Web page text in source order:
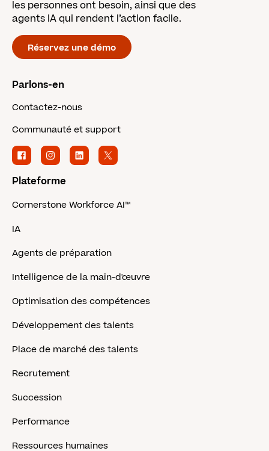
les personnes ont besoin, ainsi que des
agents IA qui rendent l’action facile.
Réservez une démo
Parlons-en
Contactez-nous
Communauté et support
Plateforme
Cornerstone Workforce AI™
IA
Agents de préparation
Intelligence de la main-d'œuvre
Optimisation des compétences
Développement des talents
Place de marché des talents
Recrutement
Succession
Performance
Ressources humaines